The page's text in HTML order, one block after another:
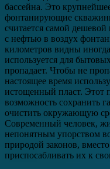
бассейна. Это
фонтанирующие
считается самой
с нефтью в воздух
километров видны
используется для
пропадает. Чтобы не
настоящее время
истощенный пласт. Этот
возможность сохранить
очистить окружающую
Современный человек,
непонятным упорством
природой законов,
приспосабливать их к